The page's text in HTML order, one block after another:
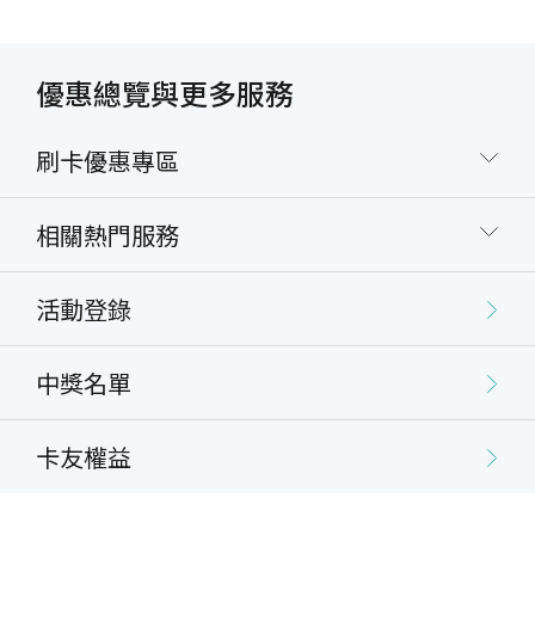
優惠總覽與更多服務
刷卡優惠專區
相關熱門服務
活動登錄
中獎名單
卡友權益